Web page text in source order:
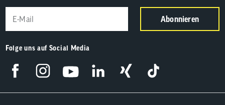
Abonnieren
Folge uns auf Social Media